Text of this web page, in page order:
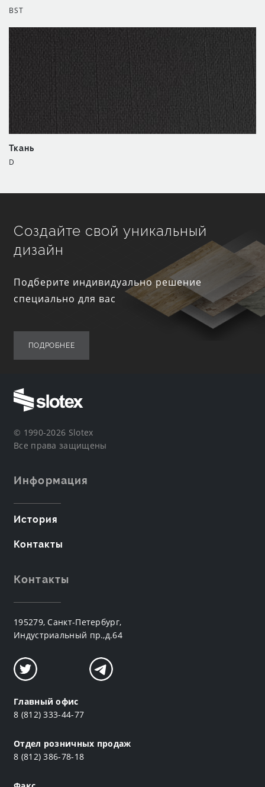
BST
Ткань
D
Создайте свой уникальный
дизайн
Подберите индивидуально решение
специально для вас
ПОДРОБНЕЕ
© 1990-2026 Slotex
Все права защищены
Информация
История
Контакты
Контакты
195279, Санкт-Петербург,
Индустриальный пр.,д.64
Главный офис
8 (812) 333-44-77
Отдел розничных продаж
8 (812) 386-78-18